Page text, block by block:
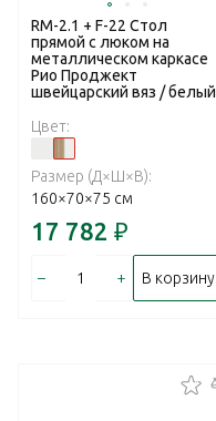
RM-2.1 + F-22 Стол
прямой с люком на
металлическом каркасе
Рио Проджект
швейцарский вяз / белый
Цвет:
Размер (Д×Ш×В):
160×70×75 см
17 782 ₽
– + В корзину